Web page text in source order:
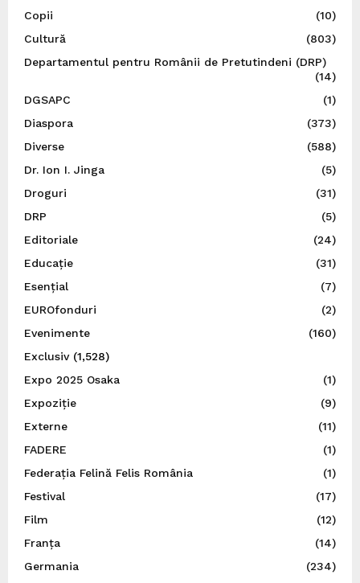
Copii
(10)
Cultură
(803)
Departamentul pentru Românii de Pretutindeni (DRP)
(14)
DGSAPC
(1)
Diaspora
(373)
Diverse
(588)
Dr. Ion I. Jinga
(5)
Droguri
(31)
DRP
(5)
Editoriale
(24)
Educație
(31)
Esențial
(7)
EUROfonduri
(2)
Evenimente
(160)
Exclusiv(1,528)
Expo 2025 Osaka
(1)
Expoziție
(9)
Externe
(11)
FADERE
(1)
Federația Felină Felis România
(1)
Festival
(17)
Film
(12)
Franța
(14)
Germania
(234)